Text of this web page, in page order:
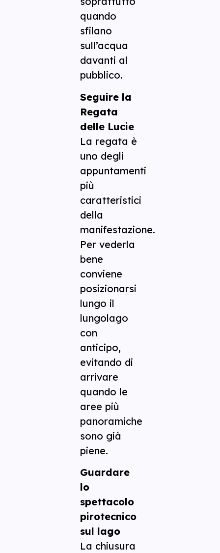
quando
sfilano
sull’acqua
davanti al
pubblico.
Seguire la
Regata
delle Lucie
La regata è
uno degli
appuntamenti
più
caratteristici
della
manifestazione.
Per vederla
bene
conviene
posizionarsi
lungo il
lungolago
con
anticipo,
evitando di
arrivare
quando le
aree più
panoramiche
sono già
piene.
Guardare
lo
spettacolo
pirotecnico
sul lago
La chiusura